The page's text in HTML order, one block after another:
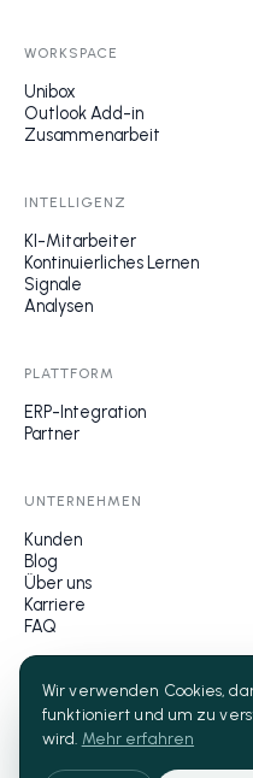
WORKSPACE
Unibox
Outlook Add-in
Zusammenarbeit
INTELLIGENZ
KI-Mitarbeiter
Kontinuierliches Lernen
Signale
Analysen
PLATTFORM
ERP-Integration
Partner
UNTERNEHMEN
Kunden
Blog
Über uns
Karriere
FAQ
Wir verwenden Cookies,
funktioniert und um zu
wird. Mehr erfahren